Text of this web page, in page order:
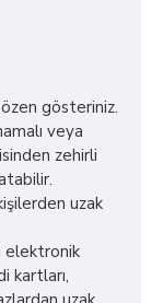
gösteriniz.
veya
zehirli
uzak
elektronik
kartları,